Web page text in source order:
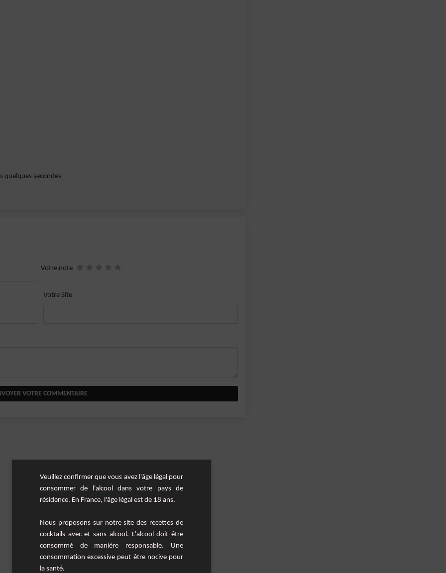
quelques secondes
Votre note
Votre Site
VOTRE COMMENTAIRE
Veuillez confirmer que vous avez l'âge légal pour
consommer de l'alcool dans votre pays de
résidence. En France, l'âge légal est de 18 ans.
Nous proposons sur notre site des recettes de
cocktails avec et sans alcool. L'alcool doit être
consommé de manière responsable. Une
consommation excessive peut être nocive pour
la santé.